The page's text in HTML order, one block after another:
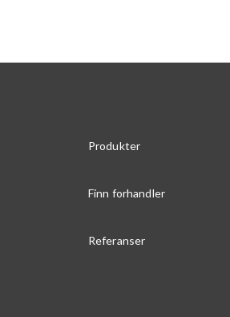
Produkter
Finn forhandler
Referanser